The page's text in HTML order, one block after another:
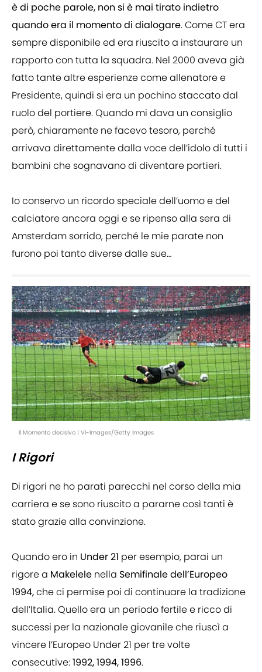
è di poche parole, non si è mai tirato indietro
quando era il momento di dialogare. Come CT era
sempre disponibile ed era riuscito a instaurare un
rapporto con tutta la squadra. Nel 2000 aveva già
fatto tante altre esperienze come allenatore e
Presidente, quindi si era un pochino staccato dal
ruolo del portiere. Quando mi dava un consiglio
però, chiaramente ne facevo tesoro, perché
arrivava direttamente dalla voce dell’idolo di tutti i
bambini che sognavano di diventare portieri.
Io conservo un ricordo speciale dell’uomo e del
calciatore ancora oggi e se ripenso alla sera di
Amsterdam sorrido, perché le mie parate non
furono poi tanto diverse dalle sue…
Il Momento decisivo | VI-Images/Getty Images
I Rigori
Di rigori ne ho parati parecchi nel corso della mia
carriera e se sono riuscito a pararne così tanti è
stato grazie alla convinzione.
Quando ero in Under 21 per esempio, parai un
rigore a Makelele nella Semifinale dell’Europeo
1994,che ci permise poi di continuare la tradizione
dell’Italia. Quello era un periodo fertile e ricco di
successi per la nazionale giovanile che riuscì a
vincere l’Europeo Under 21 per tre volte
consecutive:1992, 1994, 1996.